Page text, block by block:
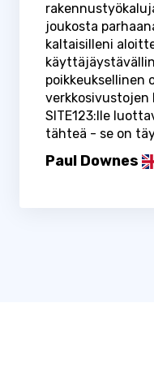
joukosta
kaltaisilleni
poikkeuksellinen
verkkosivustojen
SITE123:lle
tähteä - se on
Paul Downes